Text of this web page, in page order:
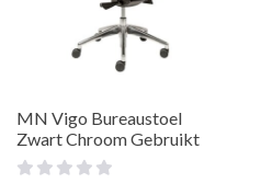
MN Vigo Bureaustoel
Zwart Chroom Gebruikt